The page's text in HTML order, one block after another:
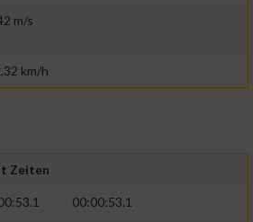
m/s
km/h
Zeiten
00:00:53.1